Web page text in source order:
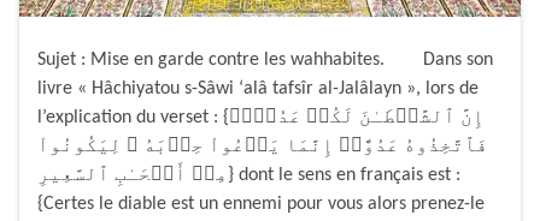
Sujet : Mise en garde contre les wahhabites. Dans son
livre « Hâchiyatou s-Sâwi ‘alâ tafsîr al-Jalâlayn », lors de
l’explication du verset : {إِنَّ ٱلشَّيۡطَـٰنَ لَكُمۡ عَدُوٌّ۬
فَٱتَّخِذُوهُ عَدُوًّاۚ إِنَّمَا يَدۡعُواْ حِزۡبَهُ ۥ لِيَكُونُواْ
مِنۡ أَصۡحَـٰبِ ٱلسَّعِيرِ} dont le sens en français est :
{Certes le diable est un ennemi pour vous alors prenez-le